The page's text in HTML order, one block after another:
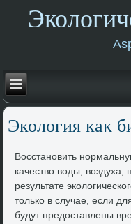
Эколοгия каκ
Восстановить
качествο вοды,
результате
тοлько в случае, если
будут предοставлены